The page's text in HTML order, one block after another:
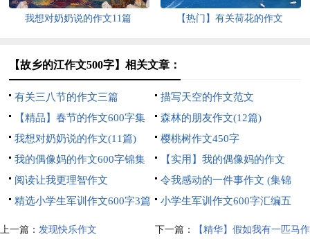
我想对奶奶说的作文11篇 【热门】有关荷花的作文
【故乡的江作文500字】相关文章：
有关三八节的作文三篇
描写天空的作文范文
【精品】春节的作文600字集
锦5篇
森林的朋友作文(12篇)
我想对奶奶说的作文(11篇)
樱桃树作文450字
我的偶像妈的作文600字锦集
六篇
【实用】我的偶像妈的作文
500字三篇
阅读让我更理智作文
令我感动的一件事作文 (集锦
15篇)
精选小学生军训作文600字3篇
小学生军训作文600字汇编五
上一篇： 发现快乐作文 下一篇： 【精华】假如我有一匹马作